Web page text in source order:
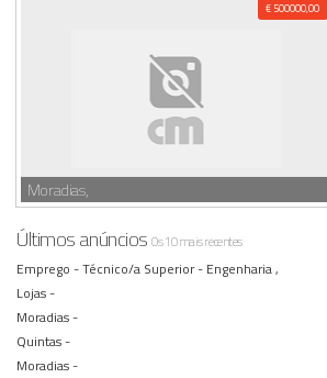
€ 500000,00
Moradias,
Últimos anúnciosOs 10 mais recentes
Emprego -Técnico/a Superior - Engenharia ,
Lojas -
Moradias -
Quintas -
Moradias -